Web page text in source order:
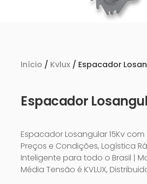
Início / Kvlux / Espacador
Espacador
Espacador Losangular 15Kv com
Preços e Condições, Logística
Inteligente para todo o Brasil |
Média Tensão é KVLUX,